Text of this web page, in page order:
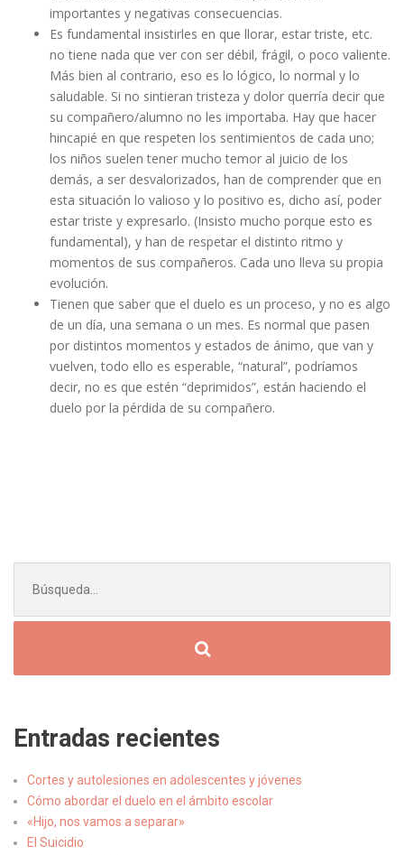
importantes y negativas consecuencias.
Es fundamental insistirles en que llorar, estar triste, etc.
no tiene nada que ver con ser débil, frágil, o poco valiente.
Más bien al contrario, eso es lo lógico, lo normal y lo
saludable. Si no sintieran tristeza y dolor querría decir que
su compañero/alumno no les importaba. Hay que hacer
hincapié en que respeten los sentimientos de cada uno;
los niños suelen tener mucho temor al juicio de los
demás, a ser desvalorizados, han de comprender que en
esta situación lo valioso y lo positivo es, dicho así, poder
estar triste y expresarlo. (Insisto mucho porque esto es
fundamental), y han de respetar el distinto ritmo y
momentos de sus compañeros. Cada uno lleva su propia
evolución.
Tienen que saber que el duelo es un proceso, y no es algo
de un día, una semana o un mes. Es normal que pasen
por distintos momentos y estados de ánimo, que van y
vuelven, todo ello es esperable, “natural”, podríamos
decir, no es que estén “deprimidos”, están haciendo el
duelo por la pérdida de su compañero.
Entradas recientes
Cortes y autolesiones en adolescentes y jóvenes
Cómo abordar el duelo en el ámbito escolar
«Hijo, nos vamos a separar»
El Suicidio